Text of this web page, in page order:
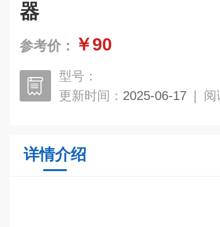
器
参考价： ￥90
型号：
更新时间： 2025-06-17 | 阅
详情介绍